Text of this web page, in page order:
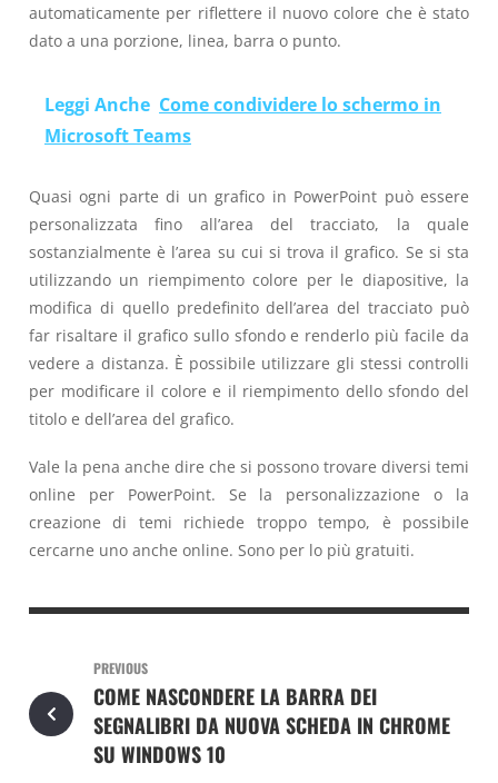
automaticamente per riflettere il nuovo colore che è stato
dato a una porzione, linea, barra o punto.
Leggi Anche Come condividere lo schermo in
Microsoft Teams
Quasi ogni parte di un grafico in PowerPoint può essere
personalizzata fino all’area del tracciato, la quale
sostanzialmente è l’area su cui si trova il grafico. Se si sta
utilizzando un riempimento colore per le diapositive, la
modifica di quello predefinito dell’area del tracciato può
far risaltare il grafico sullo sfondo e renderlo più facile da
vedere a distanza. È possibile utilizzare gli stessi controlli
per modificare il colore e il riempimento dello sfondo del
titolo e dell’area del grafico.
Vale la pena anche dire che si possono trovare diversi temi
online per PowerPoint. Se la personalizzazione o la
creazione di temi richiede troppo tempo, è possibile
cercarne uno anche online. Sono per lo più gratuiti.
PREVIOUS
COME NASCONDERE LA BARRA DEI
SEGNALIBRI DA NUOVA SCHEDA IN CHROME
SU WINDOWS 10